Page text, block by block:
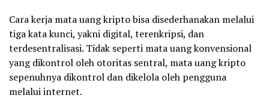
Cara kerja mata uang kripto bisa disederhanakan melalui
tiga kata kunci, yakni digital, terenkripsi, dan
terdesentralisasi. Tidak seperti mata uang konvensional
yang dikontrol oleh otoritas sentral, mata uang kripto
sepenuhnya dikontrol dan dikelola oleh pengguna
melalui internet.